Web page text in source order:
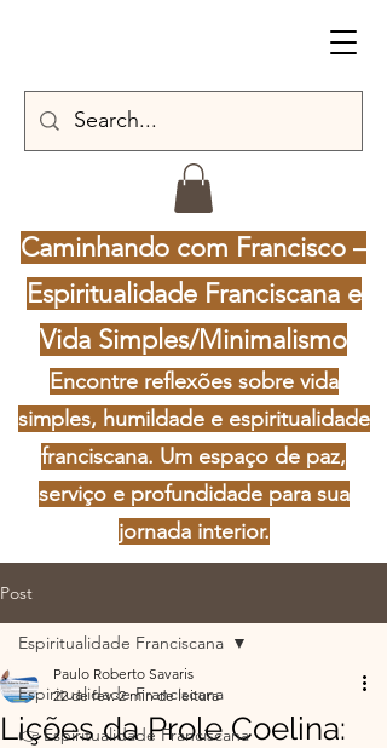
Caminhando com Francisco –
Espiritualidade Franciscana e
Vida Simples/Minimalismo
Encontre reflexões sobre vida
simples, humildade e espiritualidade
franciscana. Um espaço de paz,
serviço e profundidade para sua
jornada interior.
Post
Espiritualidade Franciscana
👉 Espiritualidade Franciscana
Espiritualidade Franciscana
Lições da Prole Coelina:
Paulo Roberto Savaris
22 de fev. 2 min de leitura